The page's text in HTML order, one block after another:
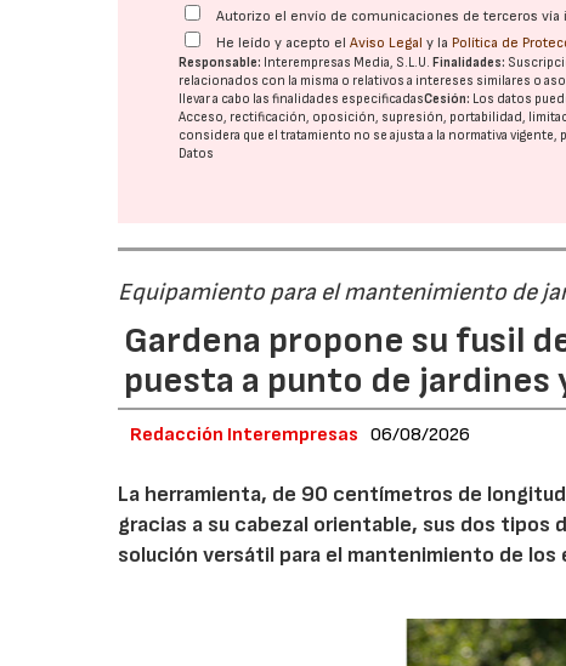
Autorizo el envío de comunicaciones de terceros
He leído y acepto elAviso Legal y la Política de
Responsable: Interempresas Media, S.L.U.Finalidades:
relacionados con la misma o relativos a intereses similares o
llevar a cabo las finalidades especificadasCesión: Los datos
Acceso, rectificación, oposición, supresión, portabilidad,
considera que el tratamiento no se ajusta a la normativa
Datos
Equipamiento para el mantenimiento de
Gardena propone su fusil
puesta a punto de jardines
Redacción Interempresas 06/08/2026
La herramienta, de 90 centímetros de
gracias a su cabezal orientable, sus dos tipos
solución versátil para el mantenimiento de